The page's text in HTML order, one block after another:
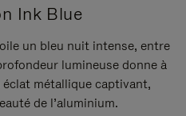
Ink Blue
un bleu nuit intense, entre
lumineuse donne à
métallique captivant,
de l’aluminium.